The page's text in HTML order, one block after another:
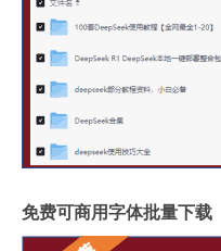
免费可商用字体批量下载